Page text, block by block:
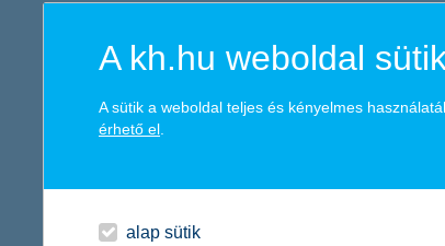
Az ország egyik vezető pénzintézeteként – országosan
1800 milliárd forintnyi kihelyezett hitel és hiteljellegű
cégcsoport teljes tevékenysége során több mint 4000
A KBC az elmúlt 15 évben mintegy 300 milliárd forint
A kh.hu weboldal
A sütik a weboldal teljes és kényelmes
érhető el
alap sütik